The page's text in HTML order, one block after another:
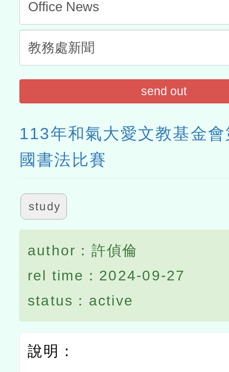
send out
113年和氣大愛文教基金
國書法比賽
study
author：許偵倫
rel time：2024-09-27
status：active
說明：